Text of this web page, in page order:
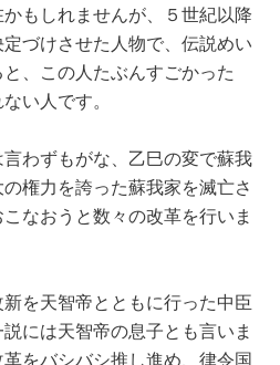
もしれませんが、５世紀以降
づけさせた人物で、伝説めい
、この人たぶんすごかった
い人です。
わずもがな、乙巳の変で蘇我
権力を誇った蘇我家を滅亡さ
なおうと数々の改革を行いま
を天智帝とともに行った中臣
には天智帝の息子とも言いま
をバシバシ推し進め、律令国